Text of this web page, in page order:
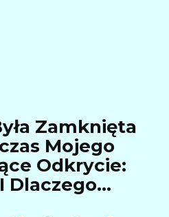
Zamknięta
Mojego
Odkrycie:
Dlaczego…